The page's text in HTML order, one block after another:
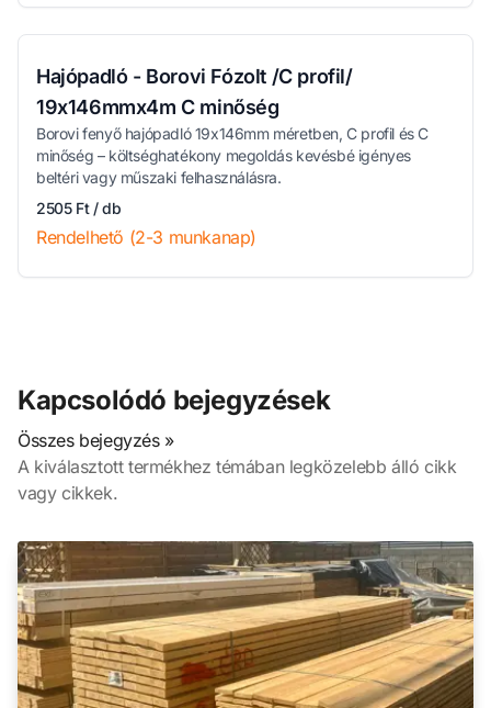
Hajópadló - Borovi Fózolt /C profil/
19x146mmx4m C minőség
Borovi fenyő hajópadló 19x146mm méretben, C profil és C
minőség – költséghatékony megoldás kevésbé igényes
beltéri vagy műszaki felhasználásra.
2505 Ft / db
Rendelhető (2-3 munkanap)
Kapcsolódó bejegyzések
Összes bejegyzés »
A kiválasztott termékhez témában legközelebb álló cikk
vagy cikkek.